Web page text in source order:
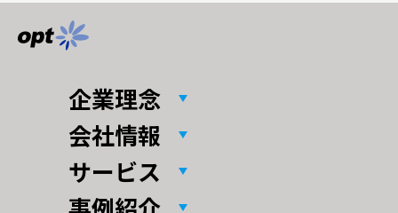
企業理念
会社情報
サービス